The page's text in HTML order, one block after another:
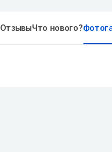
ОтзывыЧто нового?